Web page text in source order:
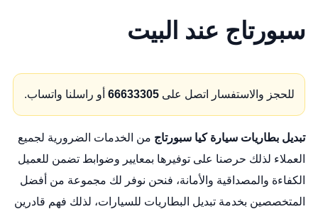
سبورتاج عند البيت
للحجز والاستفسار اتصل على 66633305أو راسلنا واتساب.
تبديل بطاريات سيارة كيا سبورتاج من الخدمات الضرورية لجميع
العملاء لذلك حرصنا على توفيرها بمعايير وضوابط تضمن للعميل
الكفاءة والمصداقية والأمانة، فنحن نوفر لك مجموعة من أفضل
المتخصصين بخدمة تبديل البطاريات للسيارات، لذلك فهم قادرين